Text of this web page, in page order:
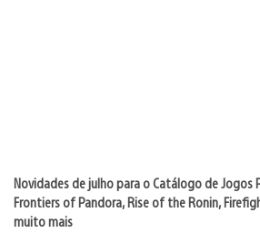
Novidades de julho para o Catálogo de Jogos
Frontiers of Pandora, Rise of the Ronin,
muito mais